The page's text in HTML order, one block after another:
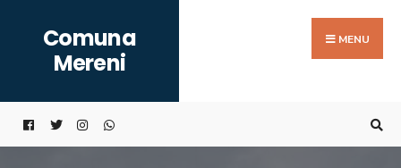
content
Comuna
Mereni
MENU
for: